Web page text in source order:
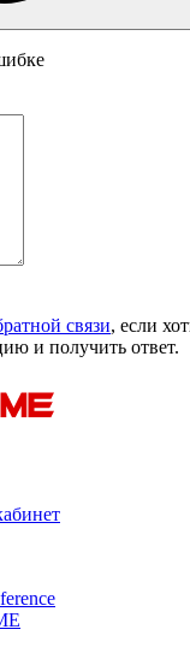
связи, если
и получить ответ.